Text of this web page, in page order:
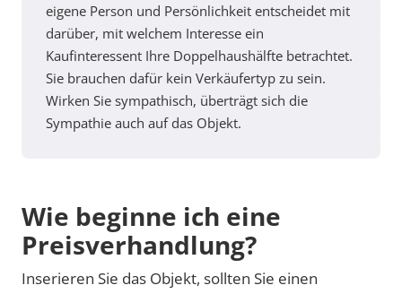
eigene Person und Persönlichkeit entscheidet mit
darüber, mit welchem Interesse ein
Kaufinteressent Ihre Doppelhaushälfte betrachtet.
Sie brauchen dafür kein Verkäufertyp zu sein.
Wirken Sie sympathisch, überträgt sich die
Sympathie auch auf das Objekt.
Wie beginne ich eine
Preisverhandlung?
Inserieren Sie das Objekt, sollten Sie einen